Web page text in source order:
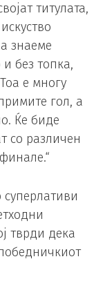
титулата,
знаеме
без топка,
е многу
гол, а
Ќе биде
со различен
тврди дека